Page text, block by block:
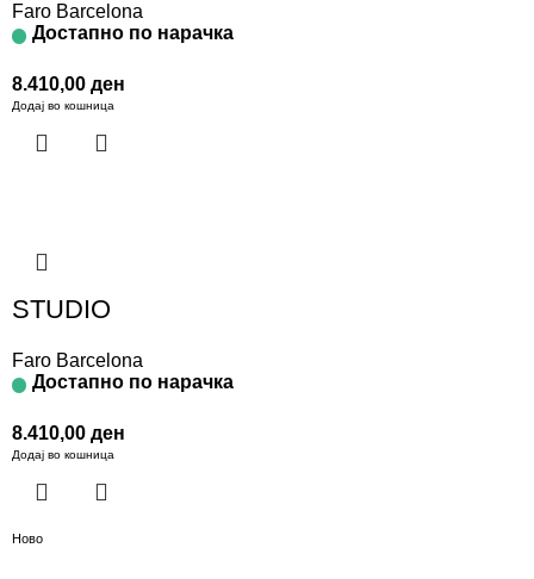
Faro Barcelona
Достапно по нарачка
8.410,00 ден
Додај во кошница
STUDIO
Faro Barcelona
Достапно по нарачка
8.410,00 ден
Додај во кошница
Ново